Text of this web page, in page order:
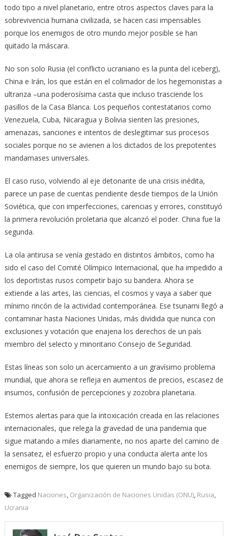
todo tipo a nivel planetario, entre otros aspectos claves para la
sobrevivencia humana civilizada, se hacen casi impensables
porque los enemigos de otro mundo mejor posible se han
quitado la máscara.
No son solo Rusia (el conflicto ucraniano es la punta del iceberg),
China e Irán, los que están en el colimador de los hegemonistas a
ultranza –una poderosísima casta que incluso trasciende los
pasillos de la Casa Blanca. Los pequeños contestatarios como
Venezuela, Cuba, Nicaragua y Bolivia sienten las presiones,
amenazas, sanciones e intentos de deslegitimar sus procesos
sociales porque no se avienen a los dictados de los prepotentes
mandamases universales.
El caso ruso, volviendo al eje detonante de una crisis inédita,
parece un pase de cuentas pendiente desde tiempos de la Unión
Soviética, que con imperfecciones, carencias y errores, constituyó
la primera revolución proletaria que alcanzó el poder. China fue la
segunda.
La ola antirusa se venía gestado en distintos ámbitos, como ha
sido el caso del Comité Olímpico Internacional, que ha impedido a
los deportistas rusos competir bajo su bandera. Ahora se
extiende a las artes, las ciencias, el cosmos y vaya a saber que
mínimo rincón de la actividad contemporánea. Ese tsunami llegó a
contaminar hasta Naciones Unidas, más dividida que nunca con
exclusiones y votación que enajena los derechos de un país
miembro del selecto y minoritario Consejo de Seguridad.
Estas líneas son solo un acercamiento a un gravísimo problema
mundial, que ahora se refleja en aumentos de precios, escasez de
insumos, confusión de percepciones y zozobra planetaria.
Estemos alertas para que la intoxicación creada en las relaciones
internacionales, que relega la gravedad de una pandemia que
sigue matando a miles diariamente, no nos aparte del camino de
la sensatez, el esfuerzo propio y una conducta alerta ante los
enemigos de siempre, los que quieren un mundo bajo su bota.
Tagged Naciones Organización de Naciones Unidas (ONU), Rusia
Ucrania